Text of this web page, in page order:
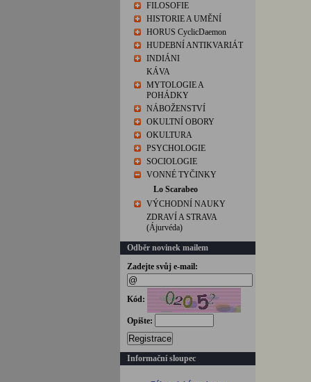
FILOSOFIE
HISTORIE A UMĚNÍ
HORUS CyclicDaemon
HUDEBNÍ ANTIKVARIÁT
INDIÁNI
KÁVA
MYTOLOGIE A
POHÁDKY
NÁBOŽENSTVÍ
OKULTNÍ OBORY
OKULTURA
PSYCHOLOGIE
SOCIOLOGIE
VONNÉ TYČINKY
Lo Scarabeo
VÝCHODNÍ NAUKY
ZDRAVÍ A STRAVA
(Ájurvéda)
Odběr novinek mailem
Zadejte svůj e-mail:
Kód:
Opište:
Registrace
Informační sloupec